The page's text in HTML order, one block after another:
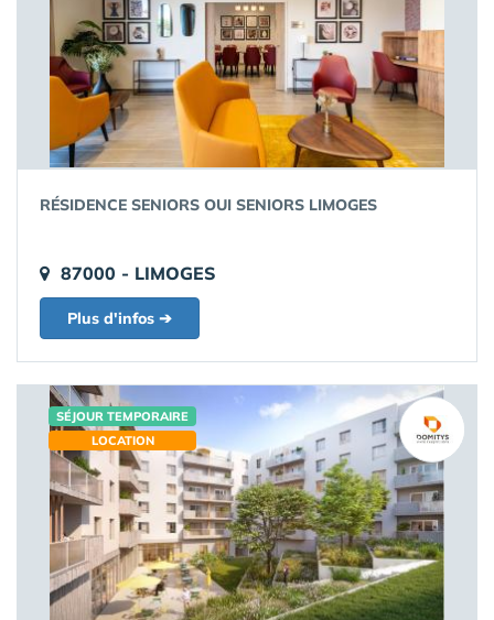
RÉSIDENCE SENIORS OUI SENIORS LIMOGES
87000 - LIMOGES
Plus d'infos ➔
SÉJOUR TEMPORAIRE
LOCATION